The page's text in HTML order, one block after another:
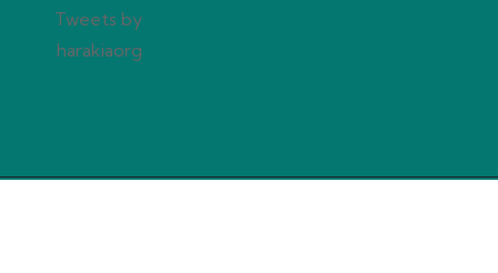
Tweets by
harakiaorg